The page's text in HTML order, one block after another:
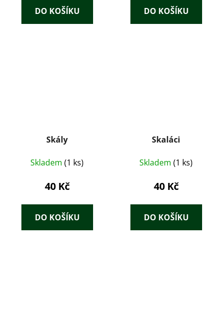
DO KOŠÍKU DO KOŠÍKU
Skály
Skladem (1 ks)
40 Kč
DO KOŠÍKU
Skaláci
Skladem (1 ks)
40 Kč
DO KOŠÍKU